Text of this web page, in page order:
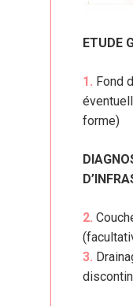
ETUDE
1. Fond
forme)
2.
3.